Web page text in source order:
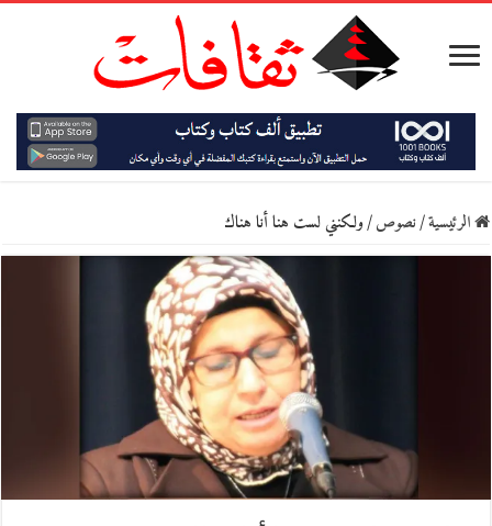
الرئيسية/نصوص/ولكنني لست هنا أنا هناك